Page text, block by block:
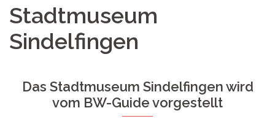
Stadtmuseum
Sindelfingen
Das Stadtmuseum Sindelfingen wird
vom BW-Guide vorgestellt